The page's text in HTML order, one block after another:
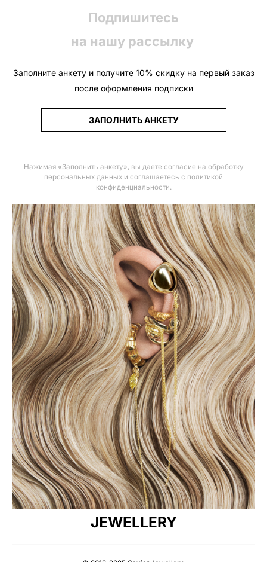
Подпишитесь
на нашу рассылку
Заполните анкету и получите 10% скидку на первый заказ
после оформления подписки
ЗАПОЛНИТЬ АНКЕТУ
Нажимая «Заполнить анкету», вы даете согласие на обработку
персональных данных и соглашаетесь с политикой
конфиденциальности.
JEWELLERY